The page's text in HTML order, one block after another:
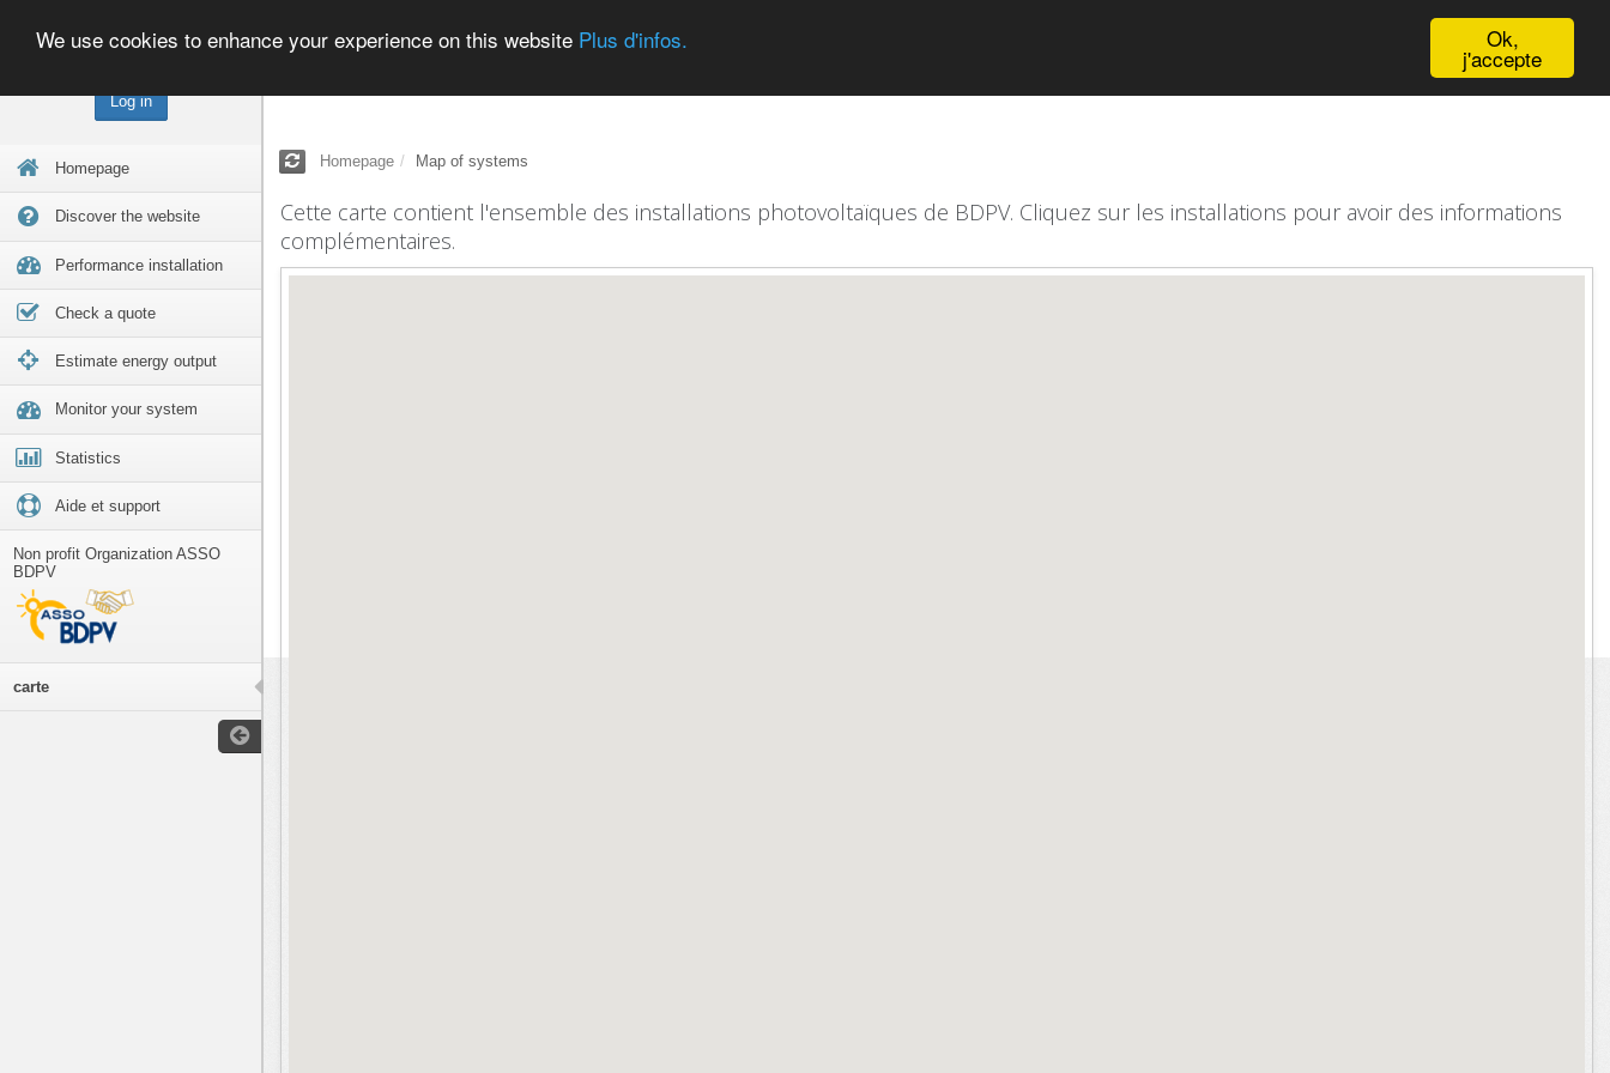
Log in
Homepage
Discover the website
Performance installation
Check a quote
Estimate energy output
Monitor your system
Statistics
Aide et support
Non profit Organization ASSO
BDPV
carte
Ok,
j'accepte
We use cookies to enhance your experience on this website Plus d'infos.
Homepage Map of systems
Cette carte contient l'ensemble des installations photovoltaïques de BDPV. Cliquez sur les installations pour avoir des informations
complémentaires.